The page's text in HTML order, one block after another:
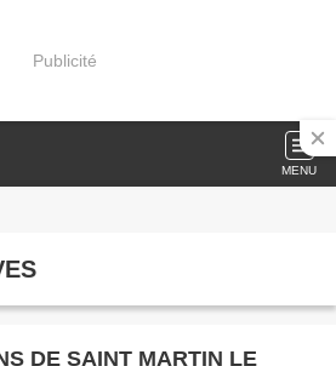
Publicité
MENU
DE SAINT MARTIN LE